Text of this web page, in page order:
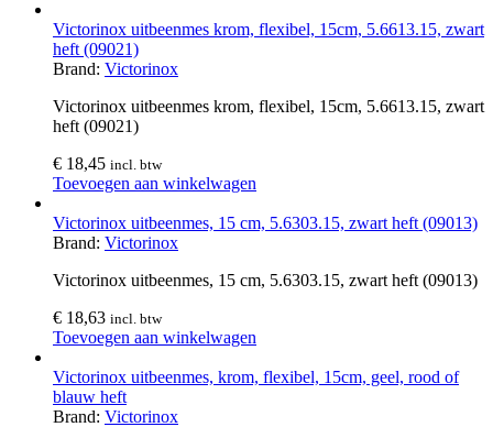
Victorinox uitbeenmes krom, flexibel, 15cm, 5.6613.15, zwart
heft (09021)
Brand: Victorinox
Victorinox uitbeenmes krom, flexibel, 15cm, 5.6613.15, zwart
heft (09021)
€ 18,45 incl. btw
Toevoegen aan winkelwagen
Victorinox uitbeenmes, 15 cm, 5.6303.15, zwart heft (09013)
Brand: Victorinox
Victorinox uitbeenmes, 15 cm, 5.6303.15, zwart heft (09013)
€ 18,63 incl. btw
Toevoegen aan winkelwagen
Victorinox uitbeenmes, krom, flexibel, 15cm, geel, rood of
blauw heft
Brand: Victorinox